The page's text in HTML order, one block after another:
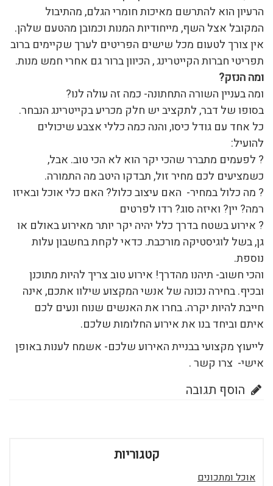
הרעיון הוא להתרשם מאיכות חומרי הגלם, מהתיבול
המקובל אצל השף, מייחודיות המנות וכמובן מהטעם שלהן.
אין צורך לטעום מכל שישים הפריטים לערך שקיימים ברוב
תפריטי חברות הקייטרינג , הכיוון ברור גם אחרי חמש מנות.
ומה הנזק?
ומה בעניין השורה התחתונה- כמה זה עולה לנו?
בסופו של דבר, לתקציב יש חלק מכריע בקייטרינג הנבחר.
כל אחד עם גודל כיסו, והנה כמה כללי אצבע שיכולים
להועיל:
? לפעמים מתברר שהכי יקר הוא לא הכי טוב. אבל,
כשמציעים לכם מחיר זול, תבדקו היטב מה התמורה.
? מה כלול במחיר- האם עיצוב כלול? האם כלי אוכל ובאיזו
רמה? יין? ואיזה סוג? רדו לפרטים
? אירוע בשטח בדרך כלל יהיה יקר יותר מאירוע באולם או
גן, בשל לוגיסטיקה מורכבת. כדאי לקחת בחשבון עלות
נוספת.
והכי חשוב- תיהנו מהדרך! אירוע טוב צריך להיות מתוכנן
ובכיף. בחירה נכונה של אנשי המקצוע שילוו אתכם, אינה
חייבת להיות יקרה. בחרו את האנשים שנוח ונעים לכם
איתם וביחד בנו את אירוע החלומות שלכם.
לייעוץ מקצועי בבניית האירוע שלכם- אשמח לענות באופן
אישי- צרו קשר .
הוסף תגובה
קטגוריות
אוכל ומתכונים